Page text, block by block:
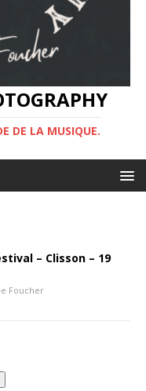
DE LA MUSIQUE.
– Clisson – 19
Foucher